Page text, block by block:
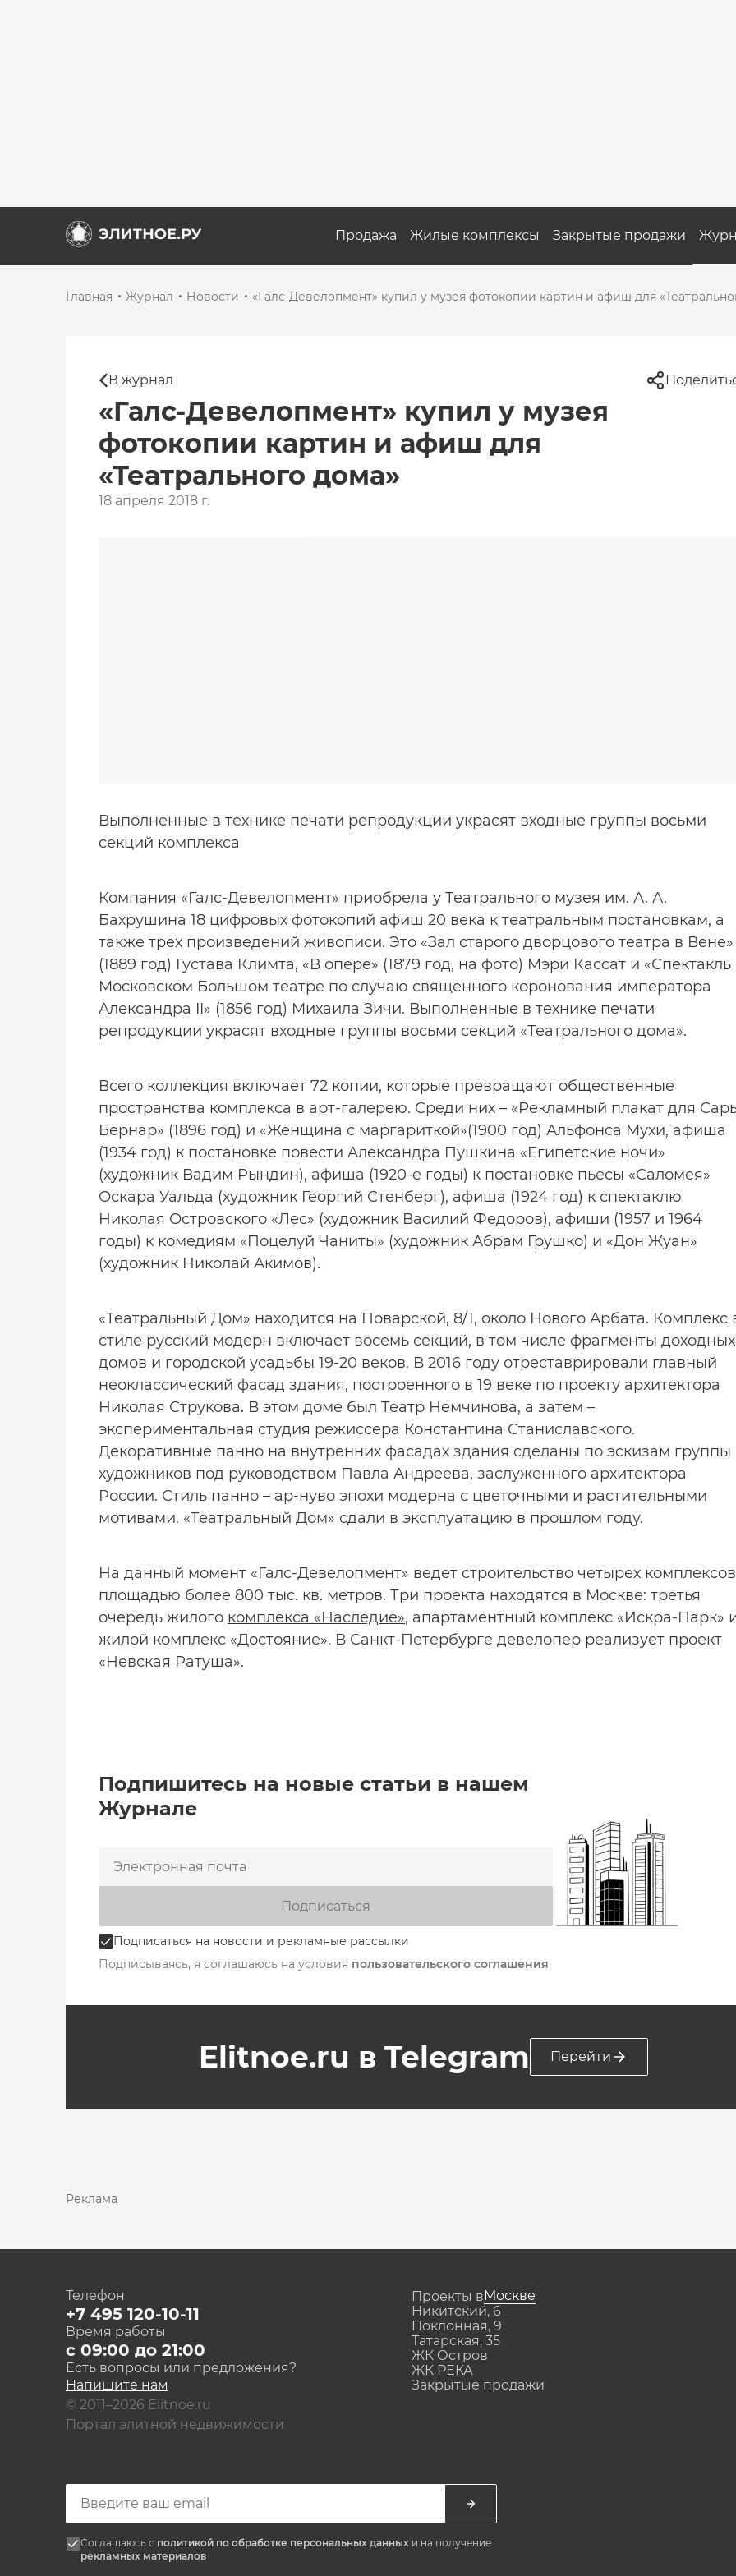
Продажа Жилые комплексы Закрытые продажи
Главная Журнал Новости «Галс-Девелопмент» купил у музея фотокопии картин и афиш для
В журнал
«Галс-Девелопмент» купил у музея
фотокопии картин и афиш для
«Театрального дома»
18 апреля 2018 г.
Выполненные в технике печати репродукции украсят входные группы восьми
секций комплекса
Компания «Галс-Девелопмент» приобрела у Театрального музея им. А. А.
Бахрушина 18 цифровых фотокопий афиш 20 века к театральным постановкам, а
также трех произведений живописи. Это «Зал старого дворцового театра в Вене»
(1889 год) Густава Климта, «В опере» (1879 год, на фото) Мэри Кассат и «Спектакль
Московском Большом театре по случаю священного коронования императора
Александра II» (1856 год) Михаила Зичи. Выполненные в технике печати
репродукции украсят входные группы восьми секций «Театрального дома».
Всего коллекция включает 72 копии, которые превращают общественные
пространства комплекса в арт-галерею. Среди них – «Рекламный плакат для
Бернар» (1896 год) и «Женщина с маргариткой»(1900 год) Альфонса Мухи, афиша
(1934 год) к постановке повести Александра Пушкина «Египетские ночи»
(художник Вадим Рындин), афиша (1920-е годы) к постановке пьесы «Саломея»
Оскара Уальда (художник Георгий Стенберг), афиша (1924 год) к спектаклю
Николая Островского «Лес» (художник Василий Федоров), афиши (1957 и 1964
годы) к комедиям «Поцелуй Чаниты» (художник Абрам Грушко) и «Дон Жуан»
(художник Николай Акимов).
«Театральный Дом» находится на Поварской, 8/1, около Нового Арбата. Комплекс
стиле русский модерн включает восемь секций, в том числе фрагменты доходных
домов и городской усадьбы 19-20 веков. В 2016 году отреставрировали главный
неоклассический фасад здания, построенного в 19 веке по проекту архитектора
Николая Струкова. В этом доме был Театр Немчинова, а затем –
экспериментальная студия режиссера Константина Станиславского.
Декоративные панно на внутренних фасадах здания сделаны по эскизам группы
художников под руководством Павла Андреева, заслуженного архитектора
России. Стиль панно – ар-нуво эпохи модерна с цветочными и растительными
мотивами. «Театральный Дом» сдали в эксплуатацию в прошлом году.
На данный момент «Галс-Девелопмент» ведет строительство четырех комплексов
площадью более 800 тыс. кв. метров. Три проекта находятся в Москве: третья
очередь жилого комплекса «Наследие», апартаментный комплекс «Искра-Парк»
жилой комплекс «Достояние». В Санкт-Петербурге девелопер реализует проект
«Невская Ратуша».
Подпишитесь на новые статьи в нашем
Журнале
Подписаться на новости и рекламные рассылки
Подписаться
Подписываясь, я соглашаюсь на условия пользовательского соглашения
Elitnoe.ru в Telegram Перейти
Реклама
Телефон
+7 495 120-10-11
Время работы
с 09:00 до 21:00
Есть вопросы или предложения?
Напишите нам
© 2011–2026 Elitnoe.ru
Портал элитной недвижимости
Проекты вМоскве
Никитский, 6
Поклонная, 9
Татарская, 35
ЖК Остров
ЖК РЕКА
Закрытые продажи
Соглашаюсь с политикой по обработке персональных данных и на получение
рекламных материалов